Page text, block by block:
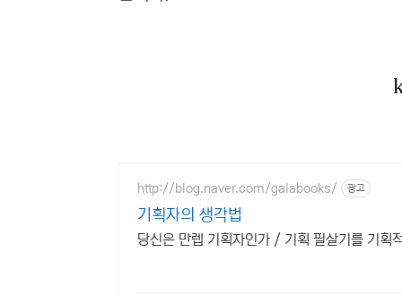
http://blog.naver.com/galabooks/ 광고
기획자의 생각법
당신은 만렙 기획자인가 / 기획 필살기를 기획